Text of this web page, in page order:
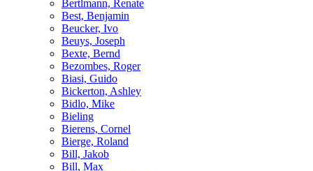
Bertlmann, Renate
Best, Benjamin
Beucker, Ivo
Beuys, Joseph
Bexte, Bernd
Bezombes, Roger
Biasi, Guido
Bickerton, Ashley
Bidlo, Mike
Bieling
Bierens, Cornel
Bierge, Roland
Bill, Jakob
Bill, Max